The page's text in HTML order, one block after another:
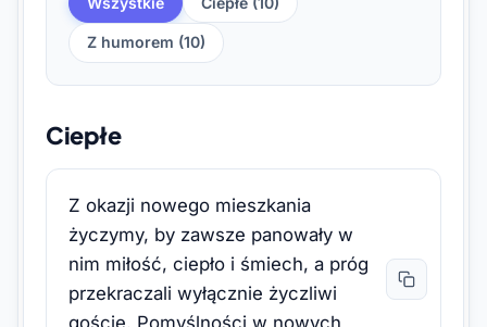
Z humorem (10)
Ciepłe
Z okazji nowego mieszkania
życzymy, by zawsze panowały w
nim miłość, ciepło i śmiech, a próg
przekraczali wyłącznie życzliwi
goście. Pomyślności w nowych